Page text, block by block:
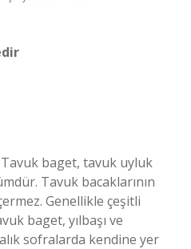
baget, tavuk uyluk
Tavuk bacaklarının
Genellikle çeşitli
baget, yılbaşı ve
sofralarda kendine yer